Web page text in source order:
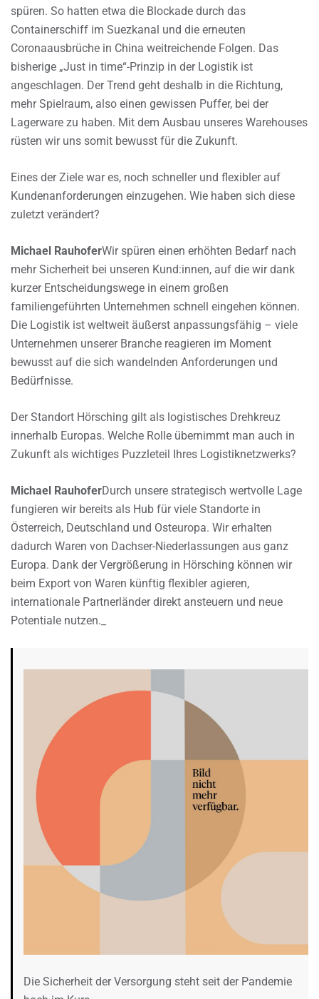
spüren. So hatten etwa die Blockade durch das
Containerschiff im Suezkanal und die erneuten
Coronaausbrüche in China weitreichende Folgen. Das
bisherige „Just in time“-Prinzip in der Logistik ist
angeschlagen. Der Trend geht deshalb in die Richtung,
mehr Spielraum, also einen gewissen Puffer, bei der
Lagerware zu haben. Mit dem Ausbau unseres Warehouses
rüsten wir uns somit bewusst für die Zukunft.
Eines der Ziele war es, noch schneller und flexibler auf
Kundenanforderungen einzugehen. Wie haben sich diese
zuletzt verändert?
Michael RauhoferWir spüren einen erhöhten Bedarf nach
mehr Sicherheit bei unseren Kund:innen, auf die wir dank
kurzer Entscheidungswege in einem großen
familiengeführten Unternehmen schnell eingehen können.
Die Logistik ist weltweit äußerst anpassungsfähig – viele
Unternehmen unserer Branche reagieren im Moment
bewusst auf die sich wandelnden Anforderungen und
Bedürfnisse.
Der Standort Hörsching gilt als logistisches Drehkreuz
innerhalb Europas. Welche Rolle übernimmt man auch in
Zukunft als wichtiges Puzzleteil Ihres Logistiknetzwerks?
Michael RauhoferDurch unsere strategisch wertvolle Lage
fungieren wir bereits als Hub für viele Standorte in
Österreich, Deutschland und Osteuropa. Wir erhalten
dadurch Waren von Dachser-Niederlassungen aus ganz
Europa. Dank der Vergrößerung in Hörsching können wir
beim Export von Waren künftig flexibler agieren,
internationale Partnerländer direkt ansteuern und neue
Potentiale nutzen._
Die Sicherheit der Versorgung steht seit der Pandemie